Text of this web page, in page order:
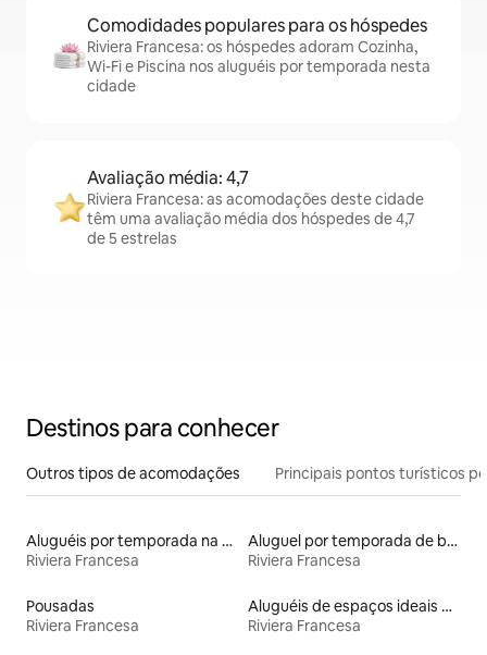
Comodidades populares para os hóspedes
Riviera Francesa: os hóspedes adoram Cozinha,
Wi-Fi e Piscina nos aluguéis por temporada nesta
cidade
Avaliação média: 4,7
Riviera Francesa: as acomodações deste cidade
têm uma avaliação média dos hóspedes de 4,7
de 5 estrelas
Destinos para conhecer
Outros tipos de acomodações Principais pontos turísticos
Aluguéis por temporada na orla
Riviera Francesa
Aluguel por temporada de barcos
Riviera Francesa
Pousadas
Riviera Francesa
Aluguéis de espaços ideais para famílias
Riviera Francesa